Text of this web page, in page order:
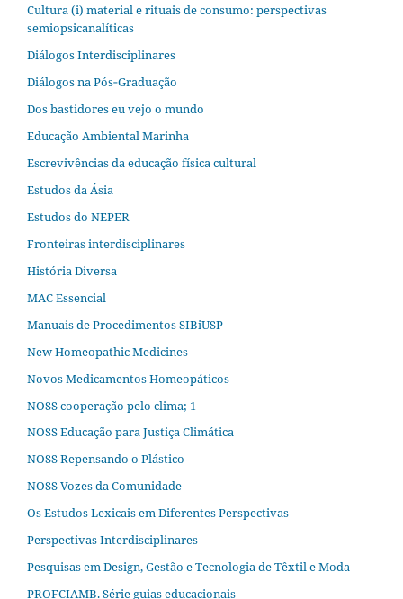
Cultura (i) material e rituais de consumo: perspectivas
semiopsicanalíticas
Diálogos Interdisciplinares
Diálogos na Pós‐Graduação
Dos bastidores eu vejo o mundo
Educação Ambiental Marinha
Escrevivências da educação física cultural
Estudos da Ásia​
Estudos do NEPER
Fronteiras interdisciplinares
História Diversa
MAC Essencial
Manuais de Procedimentos SIBiUSP
New Homeopathic Medicines
Novos Medicamentos Homeopáticos
NOSS cooperação pelo clima; 1
NOSS Educação para Justiça Climática
NOSS Repensando o Plástico
NOSS Vozes da Comunidade
Os Estudos Lexicais em Diferentes Perspectivas
Perspectivas Interdisciplinares
Pesquisas em Design, Gestão e Tecnologia de Têxtil e Moda
PROFCIAMB. Série guias educacionais